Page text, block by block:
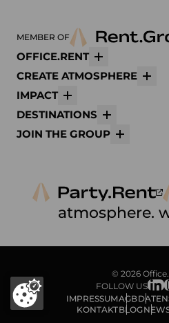
MEMBER OF
OFFICE.RENT
CREATE ATMOSPHERE
IMPACT
DESTINATIONS
JOIN THE GROUP
atmosphere.
© 2026
FOLLOW US
IMPRESSUMAGB
KONTAKTBLOG